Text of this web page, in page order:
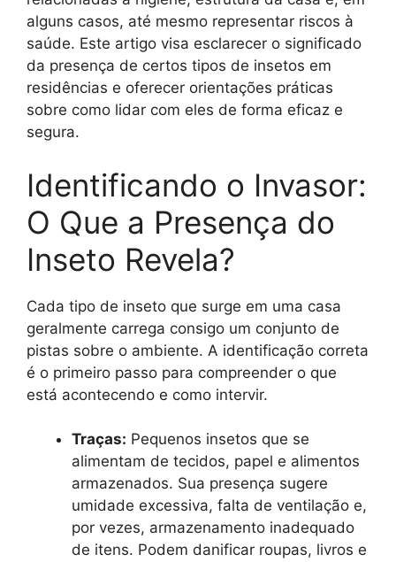
alguns casos, até mesmo representar riscos à
saúde. Este artigo visa esclarecer o significado
da presença de certos tipos de insetos em
residências e oferecer orientações práticas
sobre como lidar com eles de forma eficaz e
segura.
Identificando o Invasor:
O Que a Presença do
Inseto Revela?
Cada tipo de inseto que surge em uma casa
geralmente carrega consigo um conjunto de
pistas sobre o ambiente. A identificação correta
é o primeiro passo para compreender o que
está acontecendo e como intervir.
Traças: Pequenos insetos que se
alimentam de tecidos, papel e alimentos
armazenados. Sua presença sugere
umidade excessiva, falta de ventilação e,
por vezes, armazenamento inadequado
de itens. Podem danificar roupas, livros e